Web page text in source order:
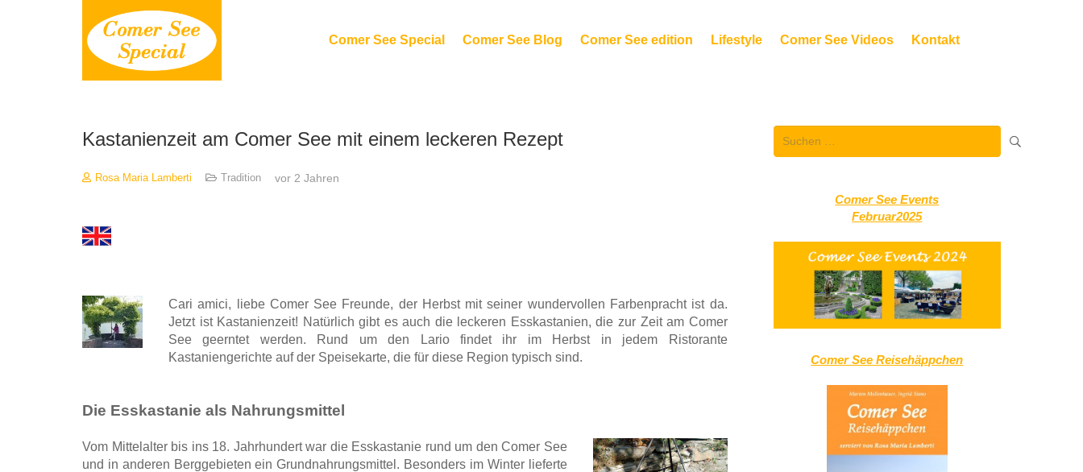
Comer See Special Comer See Blog Comer See edition Lifestyle Comer See Videos Kontakt
Kastanienzeit am Comer See mit einem leckeren Rezept
Rosa Maria Lamberti Tradition vor 2 Jahren
Cari amici, liebe Comer See Freunde, der Herbst mit seiner wundervollen Farbenpracht ist da.
Jetzt ist Kastanienzeit! Natürlich gibt es auch die leckeren Esskastanien, die zur Zeit am Comer
See geerntet werden. Rund um den Lario findet ihr im Herbst in jedem Ristorante
Kastaniengerichte auf der Speisekarte, die für diese Region typisch sind.
Die Esskastanie als Nahrungsmittel
Vom Mittelalter bis ins 18. Jahrhundert war die Esskastanie rund um den Comer See
und in anderen Berggebieten ein Grundnahrungsmittel. Besonders im Winter lieferte
nach:
Comer See Events
Februar2025
Comer See Reisehäppchen